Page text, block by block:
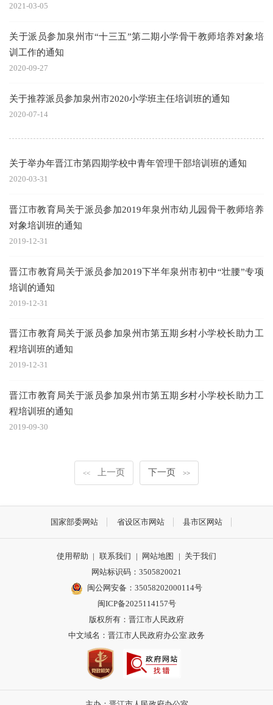
2021-03-05
关于派员参加泉州市“十三五”第二期小学骨干教师培养对象培
训工作的通知
2020-09-27
关于推荐派员参加泉州市2020小学班主任培训班的通知
2020-07-14
关于举办年晋江市第四期学校中青年管理干部培训班的通知
2020-03-31
晋江市教育局关于派员参加2019年泉州市幼儿园骨干教师培养
对象培训班的通知
2019-12-31
晋江市教育局关于派员参加2019下半年泉州市初中“壮腰”专项
培训的通知
2019-12-31
晋江市教育局关于派员参加泉州市第五期乡村小学校长助力工
程培训班的通知
2019-12-31
晋江市教育局关于派员参加泉州市第五期乡村小学校长助力工
程培训班的通知
2019-09-30
<< 上一页 下一页 >>
国家部委网站 省设区市网站 县市区网站
使用帮助 | 联系我们 | 网站地图 | 关于我们
网站标识码：3505820021
闽公网安备：35058202000114号
闽ICP备2025114157号
版权所有：晋江市人民政府
中文域名：晋江市人民政府办公室.政务